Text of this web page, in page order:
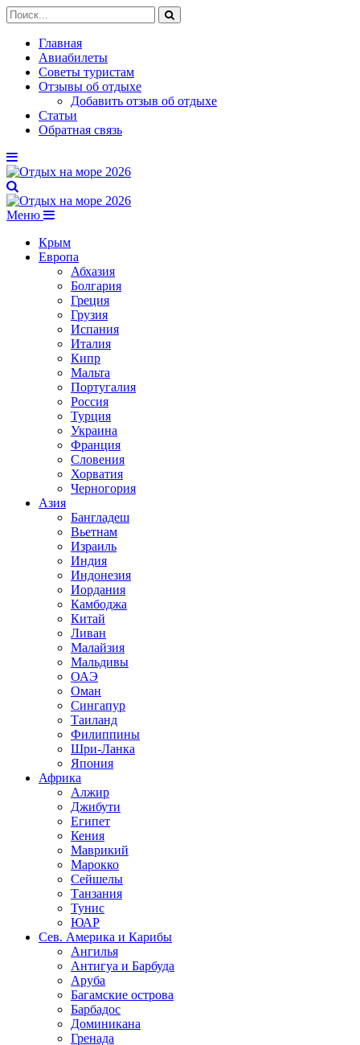
Главная
Авиабилеты
Советы туристам
Отзывы об отдыхе
Добавить отзыв об отдыхе
Статьи
Обратная связь
Меню
Крым
Европа
Абхазия
Болгария
Греция
Грузия
Испания
Италия
Кипр
Мальта
Португалия
Россия
Турция
Украина
Франция
Словения
Хорватия
Черногория
Азия
Бангладеш
Вьетнам
Израиль
Индия
Индонезия
Иордания
Камбоджа
Китай
Ливан
Малайзия
Мальдивы
ОАЭ
Оман
Сингапур
Таиланд
Филиппины
Шри-Ланка
Япония
Африка
Алжир
Джибути
Египет
Кения
Маврикий
Марокко
Сейшелы
Танзания
Тунис
ЮАР
Сев. Америка и Карибы
Ангилья
Антигуа и Барбуда
Аруба
Багамские острова
Барбадос
Доминикана
Гренада